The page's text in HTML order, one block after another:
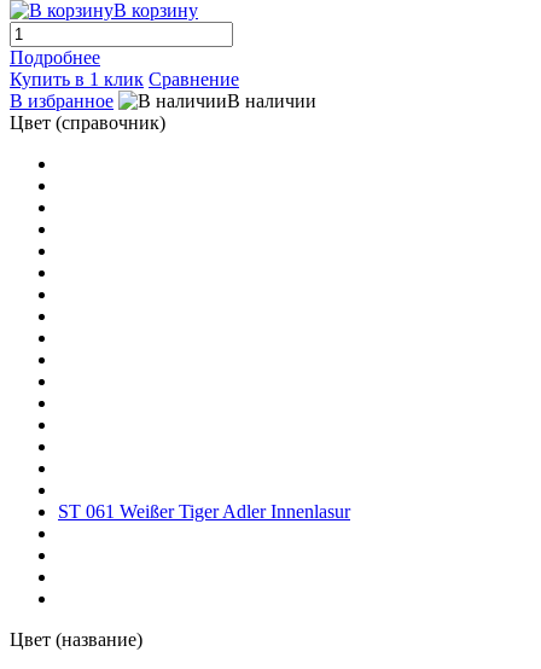
В корзину
Подробнее
Купить в 1 клик Сравнение
В избранное
В наличии
Цвет (справочник)
ST 061 Weißer Tiger Adler Innenlasur
Цвет (название)